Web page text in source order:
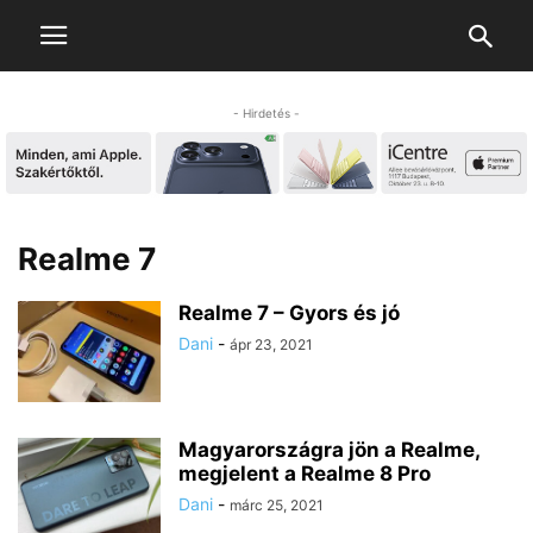
- Hirdetés -
Realme 7
Realme 7 – Gyors és jó
Dani - ápr 23, 2021
Magyarországra jön a Realme,
megjelent a Realme 8 Pro
Dani - márc 25, 2021